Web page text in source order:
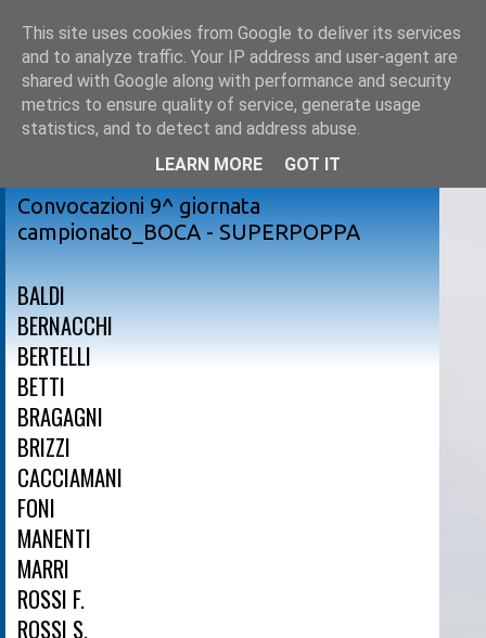
venerdì 1 dicembre 2017
Convocazioni 9^ giornata
campionato_BOCA - SUPERPOPPA
BALDI
BERNACCHI
BERTELLI
BETTI
BRAGAGNI
BRIZZI
CACCIAMANI
FONI
MANENTI
MARRI
ROSSI F.
ROSSI S.
This site uses cookies from Google to deliver its services
and to analyze traffic. Your IP address and user-agent are
shared with Google along with performance and security
metrics to ensure quality of service, generate usage
statistics, and to detect and address abuse.
LEARN MORE
GOT IT